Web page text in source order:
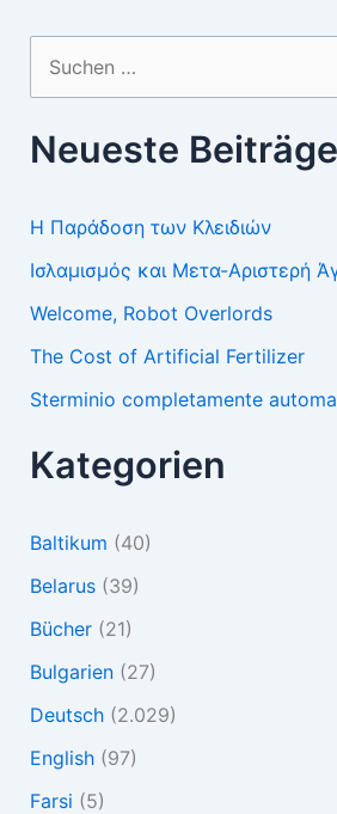
Suchen
nach:
Neueste Beiträge
Η Παράδοση των Κλειδιών
Ισλαμισμός και Μετα-Αριστερή
Welcome, Robot Overlords
The Cost of Artificial Fertilizer
Sterminio completamente
Kategorien
Baltikum (40)
Belarus(39)
Bücher(21)
Bulgarien(27)
Deutsch(2.029)
English(97)
Farsi (5)